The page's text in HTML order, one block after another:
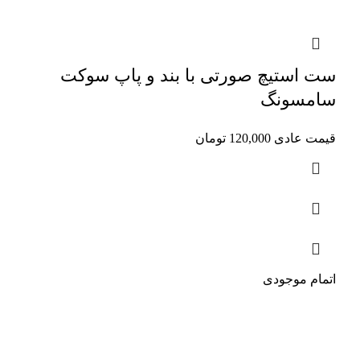
ست استیچ صورتی با بند و پاپ سوکت
سامسونگ
قیمت عادی 120,000 تومان
اتمام موجودی